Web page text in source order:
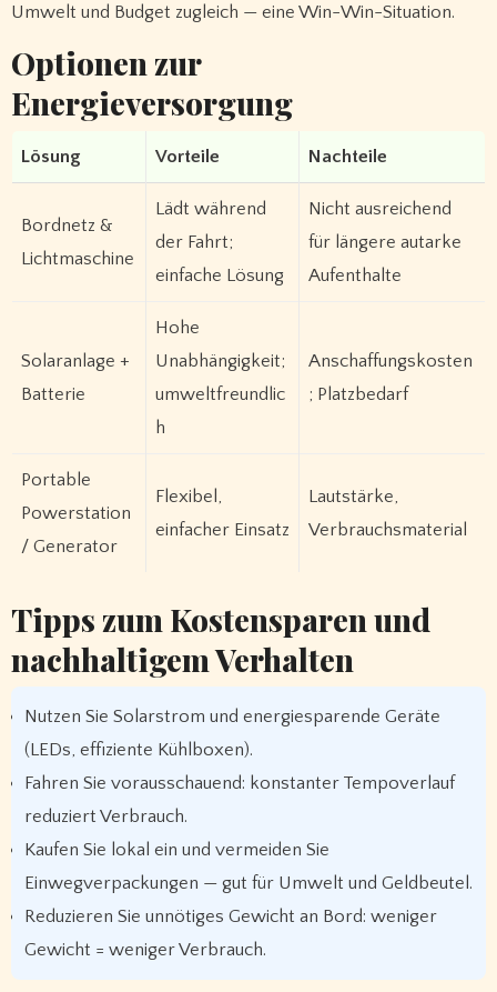
Umwelt und Budget zugleich — eine Win-Win-Situation.
Optionen zur
Energieversorgung
Lösung Vorteile Nachteile
Bordnetz &
Lichtmaschine
Lädt während
der Fahrt;
einfache Lösung
Nicht ausreichend
für längere autarke
Aufenthalte
Solaranlage +
Batterie
Hohe
Unabhängigkeit;
umweltfreundlic
h
Anschaffungskosten
; Platzbedarf
Portable
Powerstation
/ Generator
Flexibel,
einfacher Einsatz
Lautstärke,
Verbrauchsmaterial
Tipps zum Kostensparen und
nachhaltigem Verhalten
Nutzen Sie Solarstrom und energiesparende Geräte
(LEDs, effiziente Kühlboxen).
Fahren Sie vorausschauend: konstanter Tempoverlauf
reduziert Verbrauch.
Kaufen Sie lokal ein und vermeiden Sie
Einwegverpackungen — gut für Umwelt und Geldbeutel.
Reduzieren Sie unnötiges Gewicht an Bord: weniger
Gewicht = weniger Verbrauch.